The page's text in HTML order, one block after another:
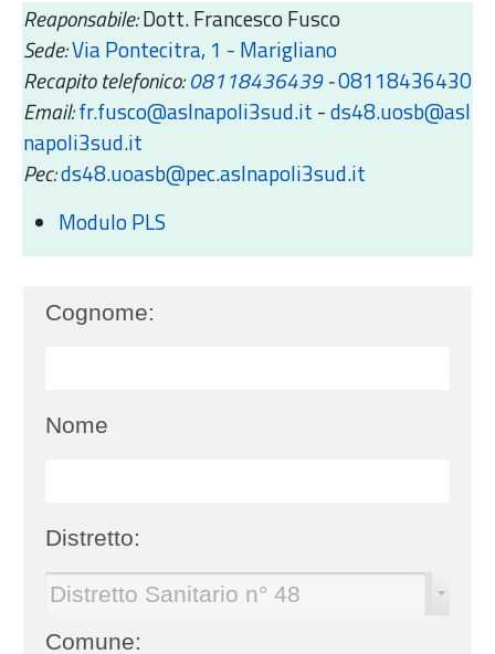
Reaponsabile:Dott. Francesco Fusco
Sede:Via Pontecitra, 1 - Marigliano
Recapito telefonico:08118436439-08118436430
Email:fr.fusco@aslnapoli3sud.it -ds48.uosb@asl
napoli3sud.it
Pec:ds48.uoasb@pec.aslnapoli3sud.it
Modulo PLS
Cognome:
Nome
Distretto:
Distretto Sanitario n° 48
Comune: